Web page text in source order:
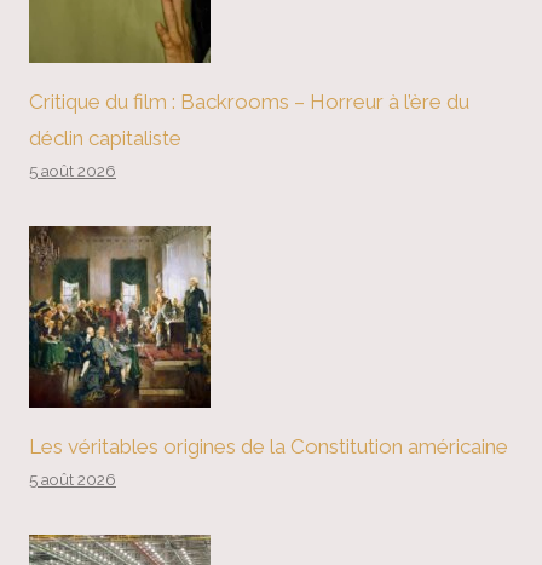
Critique du film : Backrooms – Horreur à l’ère du
déclin capitaliste
5 août 2026
Les véritables origines de la Constitution américaine
5 août 2026